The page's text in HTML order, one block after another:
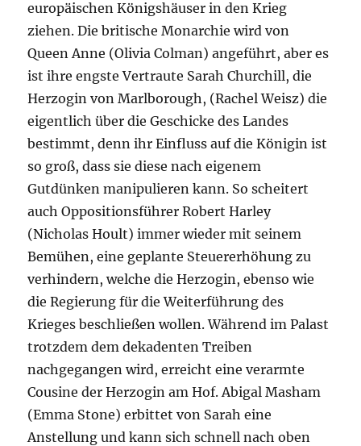
europäischen Königshäuser in den Krieg
ziehen. Die britische Monarchie wird von
Queen Anne (Olivia Colman) angeführt, aber es
ist ihre engste Vertraute Sarah Churchill, die
Herzogin von Marlborough, (Rachel Weisz) die
eigentlich über die Geschicke des Landes
bestimmt, denn ihr Einfluss auf die Königin ist
so groß, dass sie diese nach eigenem
Gutdünken manipulieren kann. So scheitert
auch Oppositionsführer Robert Harley
(Nicholas Hoult) immer wieder mit seinem
Bemühen, eine geplante Steuererhöhung zu
verhindern, welche die Herzogin, ebenso wie
die Regierung für die Weiterführung des
Krieges beschließen wollen. Während im Palast
trotzdem dem dekadenten Treiben
nachgegangen wird, erreicht eine verarmte
Cousine der Herzogin am Hof. Abigal Masham
(Emma Stone) erbittet von Sarah eine
Anstellung und kann sich schnell nach oben